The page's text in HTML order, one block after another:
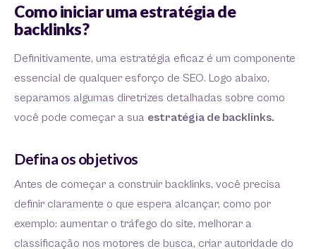
Como iniciar uma estratégia de
backlinks?
Definitivamente, uma estratégia eficaz é um componente
essencial de qualquer esforço de SEO. Logo abaixo,
separamos algumas diretrizes detalhadas sobre como
você pode começar a sua estratégia de backlinks.
Defina os objetivos
Antes de começar a construir backlinks, você precisa
definir claramente o que espera alcançar, como por
exemplo: aumentar o tráfego do site, melhorar a
classificação nos motores de busca, criar autoridade do